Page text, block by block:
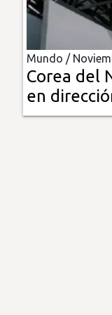
Insólitas
Multimedia
Impreso
Mundo /
Corea del
en